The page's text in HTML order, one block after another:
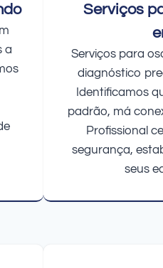
a
Serviços
Serviços para
diagnóstico
Identificamos
padrão, má
Profissional
segurança,
seus